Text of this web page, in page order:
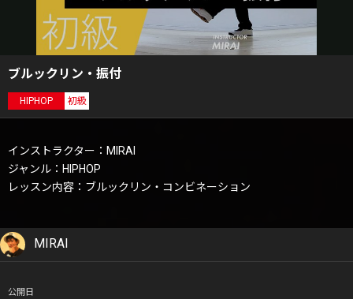
ブルックリン・振付
HIPHOP 初級
インストラクター：MIRAI
ジャンル：HIPHOP
レッスン内容：ブルックリン・コンビネーション
MIRAI
公開日